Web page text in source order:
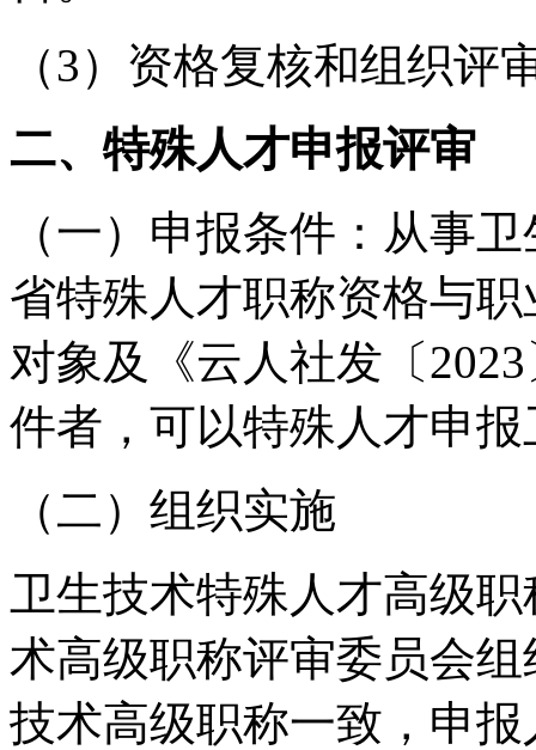
（3）资格复核和组织评
二、特殊人才申报评审
（一）申报条件：从事
省特殊人才职称资格与
对象及《云人社发〔
件者，可以特殊人才申
（二）组织实施
卫生技术特殊人才高级
术高级职称评审委员会
技术高级职称一致，申